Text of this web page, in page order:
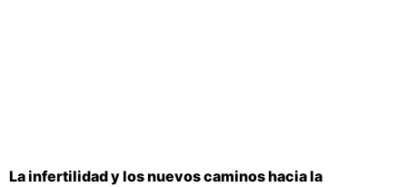
La infertilidad y los nuevos caminos hacia la